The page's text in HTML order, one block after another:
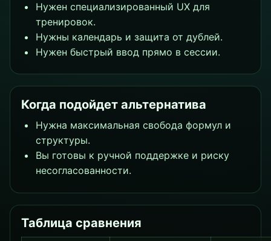
Нужен специализированный UX для
тренировок.
Нужны календарь и защита от дублей.
Нужен быстрый ввод прямо в сессии.
Когда подойдет альтернатива
Нужна максимальная свобода формул и
структуры.
Вы готовы к ручной поддержке и риску
несогласованности.
Таблица сравнения